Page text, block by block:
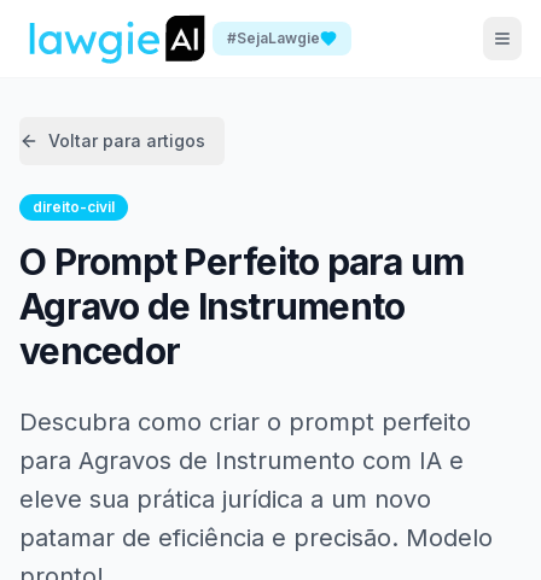
#SejaLawgie
Voltar para artigos
direito-civil
O Prompt Perfeito para um
Agravo de Instrumento
vencedor
Descubra como criar o prompt perfeito
para Agravos de Instrumento com IA e
eleve sua prática jurídica a um novo
patamar de eficiência e precisão. Modelo